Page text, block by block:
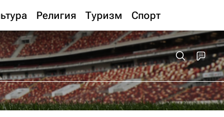
Религия Туризм Спорт